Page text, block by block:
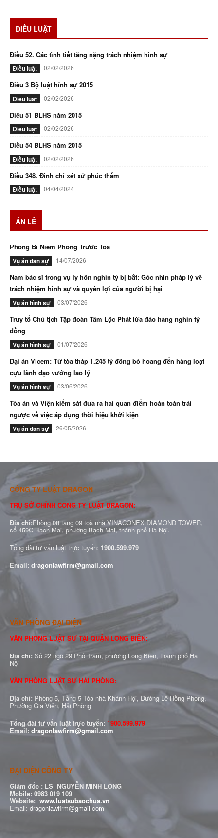
ĐIỀU LUẬT
Điều 52. Các tình tiết tăng nặng trách nhiệm hình sự
Điều luật 02/02/2026
Điều 3 Bộ luật hính sự 2015
Điều luật 02/02/2026
Điều 51 BLHS năm 2015
Điều luật 02/02/2026
Điều 54 BLHS năm 2015
Điều luật 02/02/2026
Điều 348. Đình chỉ xét xử phúc thẩm
Điều luật 04/04/2024
ÁN LỆ
Phong Bì Niêm Phong Trước Tòa
Vụ án dân sự 14/07/2026
Nam bác sĩ trong vụ ly hôn nghìn tỷ bị bắt: Góc nhìn pháp lý về
trách nhiệm hình sự và quyền lợi của người bị hại
Vụ án hình sự 03/07/2026
Truy tố Chủ tịch Tập đoàn Tâm Lộc Phát lừa đảo hàng nghìn tỷ
đồng
Vụ án hình sự 01/07/2026
Đại án Vicem: Từ tòa tháp 1.245 tỷ đồng bỏ hoang đến hàng loạt
cựu lãnh đạo vướng lao lý
Vụ án hình sự 03/06/2026
Tòa án và Viện kiểm sát đưa ra hai quan điểm hoàn toàn trái
ngược về việc áp dụng thời hiệu khởi kiện
Vụ án dân sự 26/05/2026
CÔNG TY LUẬT DRAGON
TRỤ SỞ CHÍNH CÔNG TY LUẬT DRAGON:
Địa chỉ:Phòng 08 tầng 09 toà nhà VINACONEX DIAMOND TOWER,
số 459C Bạch Mai, phường Bạch Mai, thành phố Hà Nội.
Tổng đài tư vấn luật trực tuyến: 1900.599.979
Email: dragonlawfirm@gmail.com
VĂN PHÒNG ĐẠI DIỆN
VĂN PHÒNG LUẬT SƯ TẠI QUẬN LONG BIÊN:
Địa chỉ: Số 22 ngõ 29 Phố Trạm, phường Long Biên, thành phố Hà
Nội
VĂN PHÒNG LUẬT SƯ HẢI PHÒNG:
Địa chỉ: Phòng 5, Tầng 5 Tòa nhà Khánh Hội, Đường Lê Hồng Phong,
Phường Gia Viên, Hải Phòng
Tổng đài tư vấn luật trực tuyến: 1900.599.979
Email: dragonlawfirm@gmail.com
ĐẠI DIỆN CÔNG TY
Giám đốc : LS NGUYỄN MINH LONG
Mobile: 0983 019 109
Website: www.luatsubaochua.vn
Email: dragonlawfirm@gmail.com